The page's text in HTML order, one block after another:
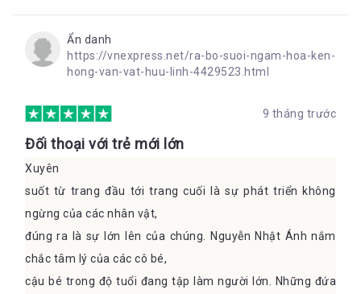
Ẩn danh
https://vnexpress.net/ra-bo-suoi-ngam-hoa-ken-
hong-van-vat-huu-linh-4429523.html
9 tháng trước
Đối thoại với trẻ mới lớn
Xuyên
suốt từ trang đầu tới trang cuối là sự phát triển không
ngừng của các nhân vật,
đúng ra là sự lớn lên của chúng. Nguyễn Nhật Ánh nắm
chắc tâm lý của các cô bé,
cậu bé trong độ tuổi đang tập làm người lớn. Những đứa